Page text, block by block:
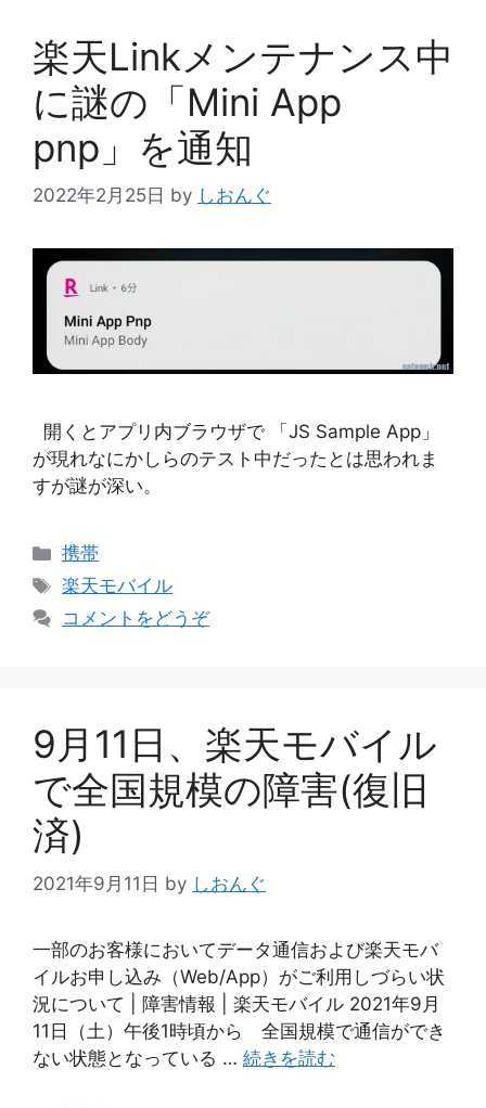
楽天Linkメンテナンス中
に謎の「Mini App
pnp」を通知
2022年2月25日 by しおんぐ
開くとアプリ内ブラウザで 「JS Sample App」
が現れなにかしらのテスト中だったとは思われま
すが謎が深い。
カ
テ
リ
携帯
タ
グ
楽天モバイル
コメントをどうぞ
9月11日、楽天モバイル
で全国規模の障害(復旧
済)
2021年9月11日 by しおんぐ
一部のお客様においてデータ通信および楽天モバ
イルお申し込み（Web/App）がご利用しづらい状
況について | 障害情報 | 楽天モバイル 2021年9月
11日（土）午後1時頃から 全国規模で通信ができ
ない状態となっている … 続きを読む